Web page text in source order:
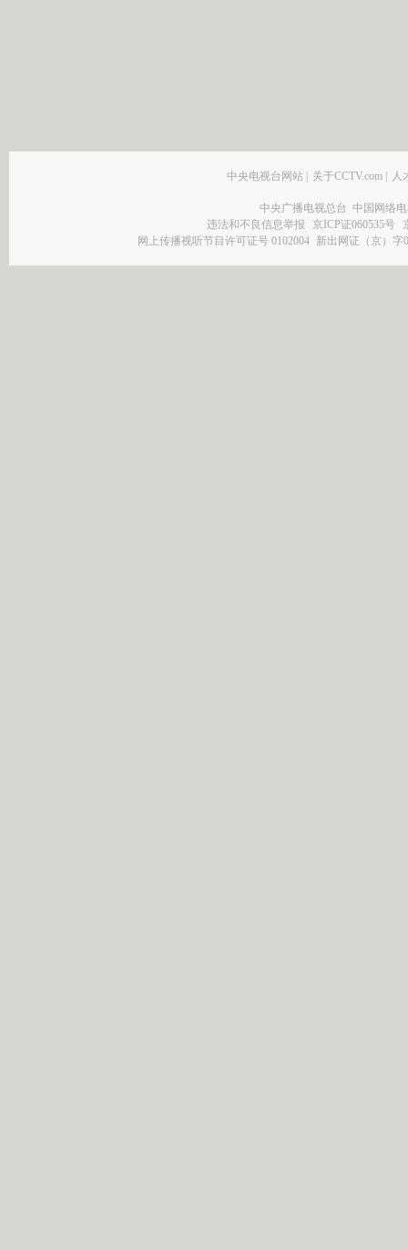
中央电视台网站 | 关于CCTV.com | 人
中央广播电视总台 中国网络
违法和不良信息举报
京ICP证060535号
网上传播视听节目许可证号 0102004 新出网证（京）